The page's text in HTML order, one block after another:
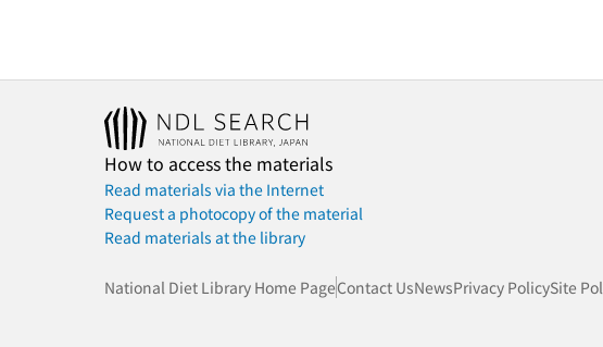
How to access the materials
Read materials via the Internet
Request a photocopy of the material
Read materials at the library
National Diet Library Home PageContact UsNewsPrivacy PolicySite